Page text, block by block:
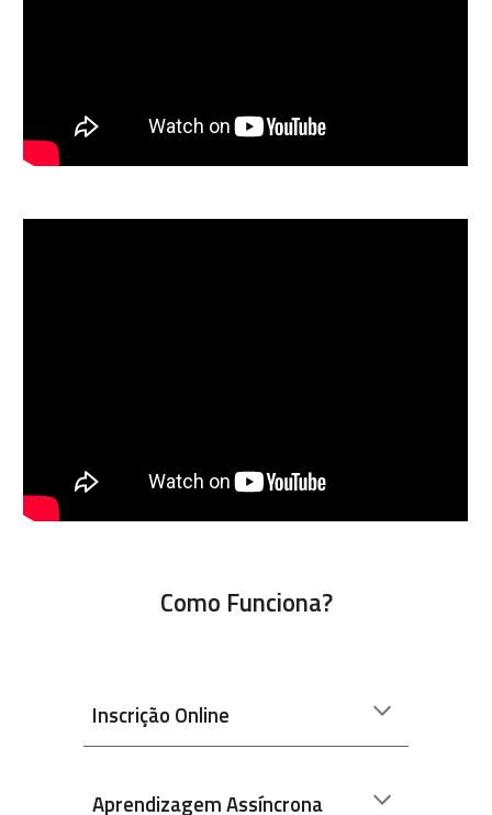
Como Funciona?
Inscrição Online
Aprendizagem Assíncrona